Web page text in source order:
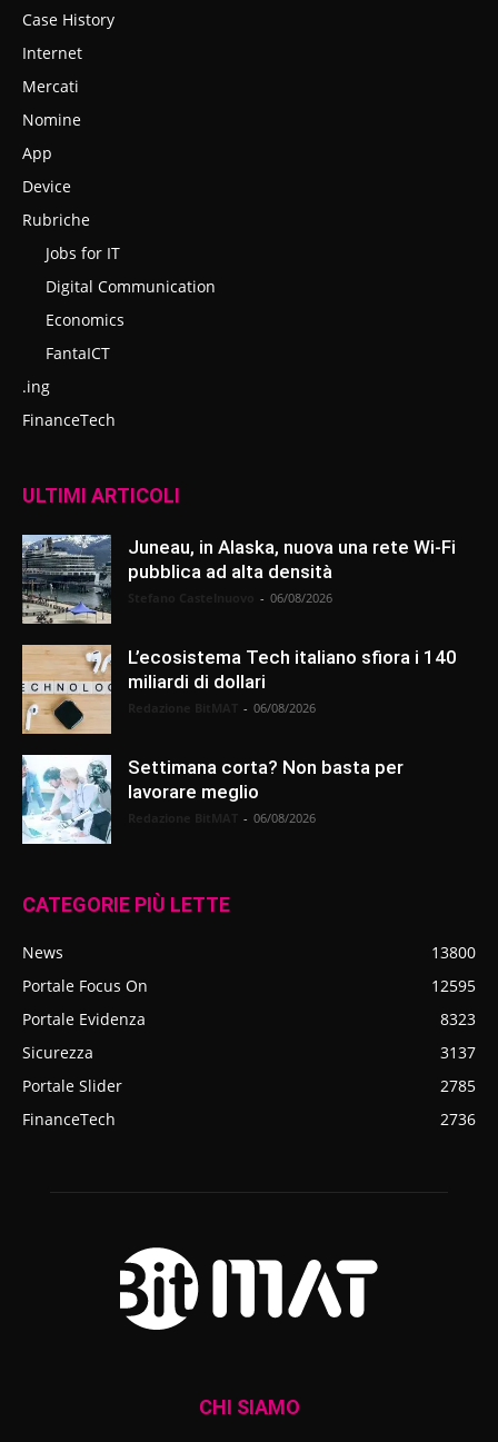
Case History
Internet
Mercati
Nomine
App
Device
Rubriche
Jobs for IT
Digital Communication
Economics
FantaICT
.ing
FinanceTech
ULTIMI ARTICOLI
Juneau, in Alaska, nuova una rete Wi-Fi
pubblica ad alta densità
- 06/08/2026
L’ecosistema Tech italiano sfiora i 140
miliardi di dollari
- 06/08/2026
Settimana corta? Non basta per
lavorare meglio
- 06/08/2026
CATEGORIE PIÙ LETTE
News
13800
Portale Focus On
12595
Portale Evidenza
8323
Sicurezza
3137
Portale Slider
2785
FinanceTech
2736
CHI SIAMO